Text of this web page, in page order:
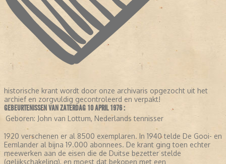
historische krant wordt door onze archivaris opgezocht uit het
archief en zorgvuldig gecontroleerd en verpakt!
GEBEURTENISSEN VAN ZATERDAG 10 APRIL 1976 :
Geboren: John van Lottum, Nederlands tennisser
1920 verschenen er al 8500 exemplaren. In 1940 telde De Gooi- en
Eemlander al bijna 19.000 abonnees. De krant ging toen echter
meewerken aan de eisen die de Duitse bezetter stelde
(gelijkschakeling), en moest dat bekopen met een